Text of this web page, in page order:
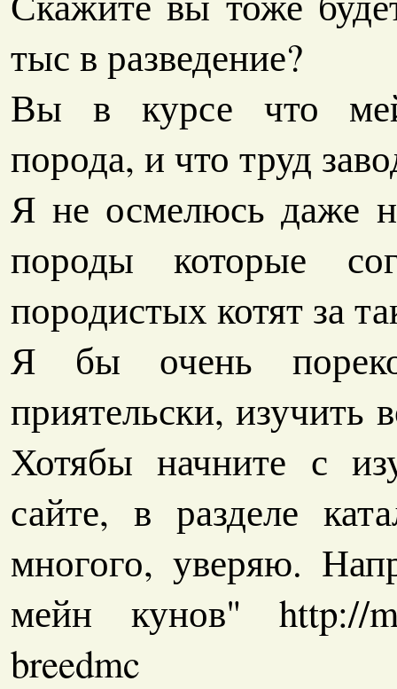
тыс в разведение?
Вы в курсе что
порода, и что труд
Я не осмелюсь даже
породы которые
породистых котят за
Я бы очень
приятельски, изучить
Хотябы начните с
сайте, в разделе
многого, уверяю.
мейн кунов" http://
breedmc